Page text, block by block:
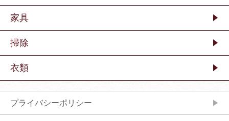
家具
掃除
衣類
プライバシーポリシー